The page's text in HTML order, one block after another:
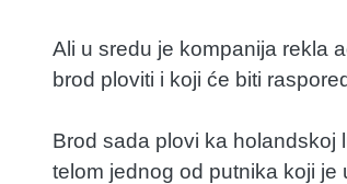
Ali u sredu je kompanija rekla
brod ploviti i koji će biti
Brod sada plovi ka holandskoj
telom jednog od putnika koji